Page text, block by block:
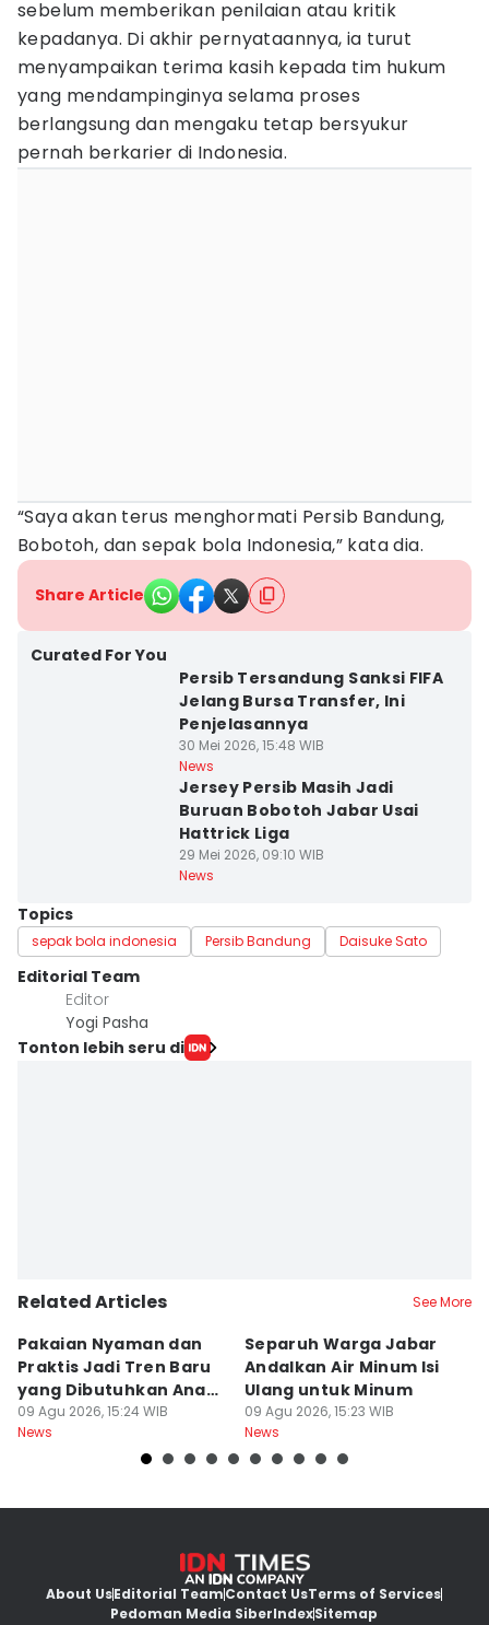
sebelum memberikan penilaian atau kritik
kepadanya. Di akhir pernyataannya, ia turut
menyampaikan terima kasih kepada tim hukum
yang mendampinginya selama proses
berlangsung dan mengaku tetap bersyukur
pernah berkarier di Indonesia.
“Saya akan terus menghormati Persib Bandung,
Bobotoh, dan sepak bola Indonesia,” kata dia.
Share Article
Curated For You
Persib Tersandung Sanksi FIFA
Jelang Bursa Transfer, Ini
Penjelasannya
30 Mei 2026, 15:48 WIB
News
Jersey Persib Masih Jadi
Buruan Bobotoh Jabar Usai
Hattrick Liga
29 Mei 2026, 09:10 WIB
News
Topics
sepak bola indonesia Persib Bandung Daisuke Sato
Editorial Team
Editor
Yogi Pasha
Tonton lebih seru di
Related Articles See More
Pakaian Nyaman dan
Praktis Jadi Tren Baru
yang Dibutuhkan Anak
Muda
09 Agu 2026, 15:24 WIB
News
Separuh Warga Jabar
Andalkan Air Minum Isi
Ulang untuk Minum
09 Agu 2026, 15:23 WIB
News
About UsEditorial TeamContact UsTerms of Services
Pedoman Media SiberIndexSitemap